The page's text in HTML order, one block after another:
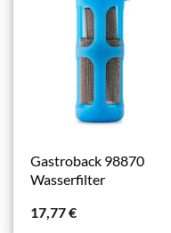
Gastroback 98870
Wasserfilter
17,77€